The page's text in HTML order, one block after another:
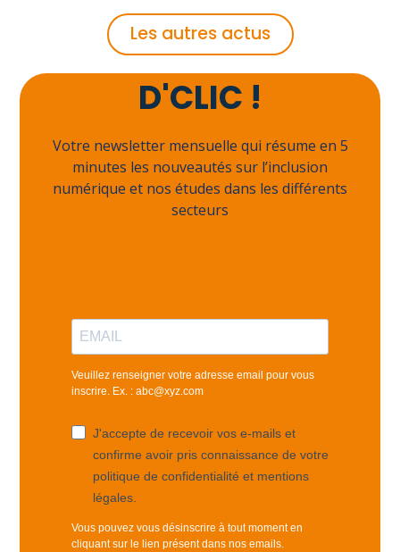
Les autres actus
Abonnez-vous à
D'CLIC !
Votre newsletter mensuelle qui résume en 5
minutes les nouveautés sur l’inclusion
numérique et nos études dans les différents
secteurs
Veuillez renseigner votre adresse email pour vous
inscrire. Ex. : abc@xyz.com
J'accepte de recevoir vos e-mails et
confirme avoir pris connaissance de votre
politique de confidentialité et mentions
légales.
Vous pouvez vous désinscrire à tout moment en
cliquant sur le lien présent dans nos emails.